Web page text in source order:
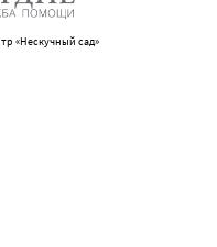
«Нескучный сад»